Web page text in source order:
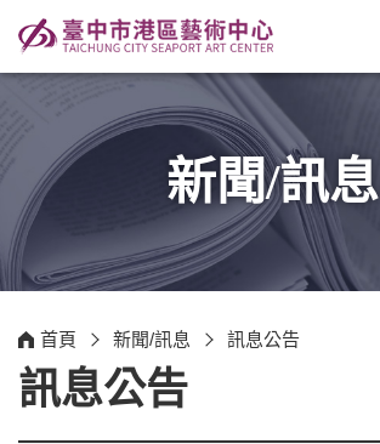
新聞/訊息
首頁 新聞/訊息 訊息公告
訊息公告